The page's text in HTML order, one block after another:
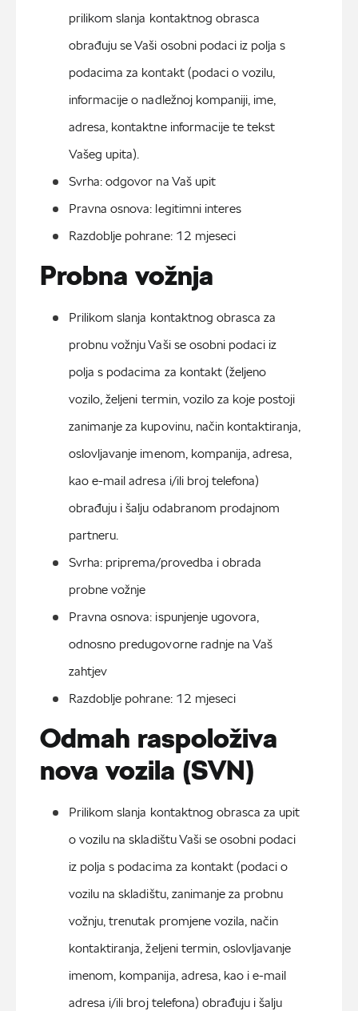
prilikom slanja kontaktnog obrasca
obrađuju se Vaši osobni podaci iz polja s
podacima za kontakt (podaci o vozilu,
informacije o nadležnoj kompaniji, ime,
adresa, kontaktne informacije te tekst
Vašeg upita).
Svrha: odgovor na Vaš upit
Pravna osnova: legitimni interes
Razdoblje pohrane: 12 mjeseci
Probna vožnja
Prilikom slanja kontaktnog obrasca za
probnu vožnju Vaši se osobni podaci iz
polja s podacima za kontakt (željeno
vozilo, željeni termin, vozilo za koje postoji
zanimanje za kupovinu, način kontaktiranja,
oslovljavanje imenom, kompanija, adresa,
kao e-mail adresa i/ili broj telefona)
obrađuju i šalju odabranom prodajnom
partneru.
Svrha: priprema/provedba i obrada
probne vožnje
Pravna osnova: ispunjenje ugovora,
odnosno predugovorne radnje na Vaš
zahtjev
Razdoblje pohrane: 12 mjeseci
Odmah raspoloživa
nova vozila (SVN)
Prilikom slanja kontaktnog obrasca za upit
o vozilu na skladištu Vaši se osobni podaci
iz polja s podacima za kontakt (podaci o
vozilu na skladištu, zanimanje za probnu
vožnju, trenutak promjene vozila, način
kontaktiranja, željeni termin, oslovljavanje
imenom, kompanija, adresa, kao i e-mail
adresa i/ili broj telefona) obrađuju i šalju